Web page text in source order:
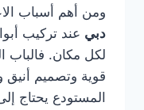
ومن أهم أسباب
دبي عند تركيب
لكل مكان. فالباب
قوية وتصميم أنيق
المستودع يحتاج